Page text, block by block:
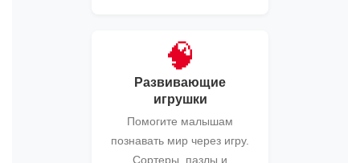
🧠
Развивающие
игрушки
Помогите малышам
познавать мир через игру.
Сортеры, пазлы и